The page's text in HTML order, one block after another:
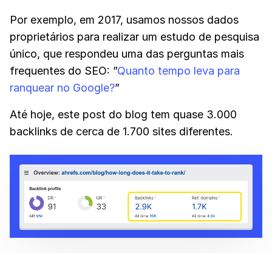
Por exemplo, em 2017, usamos nossos dados
proprietários para realizar um estudo de pesquisa
único, que respondeu uma das perguntas mais
frequentes do SEO: ”Quanto tempo leva para
ranquear no Google?”
Até hoje, este post do blog tem quase 3.000
backlinks de cerca de 1.700 sites diferentes.